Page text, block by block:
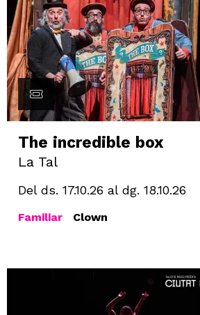
The incredible box
La Tal
Del ds. 17.10.26 al dg. 18.10.26
Familiar Clown